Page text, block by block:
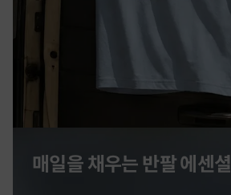
매일을 채우는 반팔 에센셜